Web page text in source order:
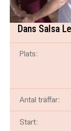
Dans Salsa
Plats:
Antal träffar:
Start: